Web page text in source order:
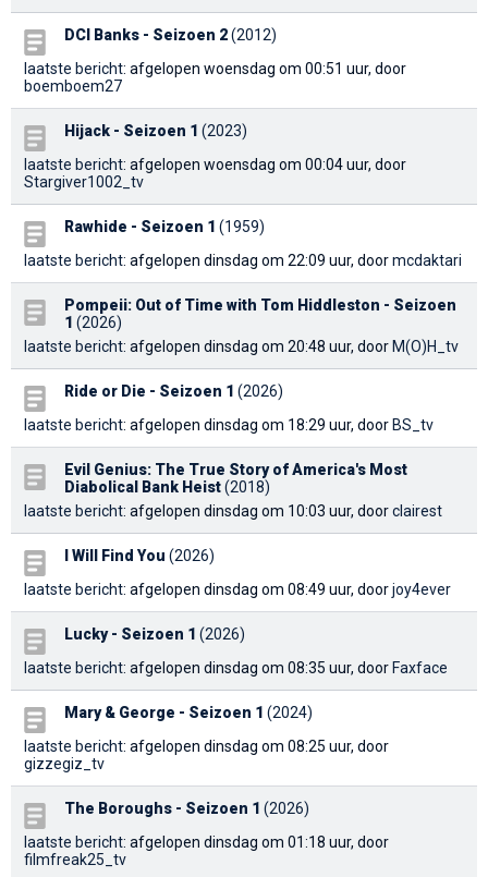
DCI Banks - Seizoen 2(2012)
laatste bericht: afgelopen woensdag om 00:51 uur, door
boemboem27
Hijack - Seizoen 1 (2023)
laatste bericht: afgelopen woensdag om 00:04 uur, door
Stargiver1002_tv
Rawhide - Seizoen 1 (1959)
laatste bericht: afgelopen dinsdag om 22:09 uur, doormcdaktari
Pompeii: Out of Time with Tom Hiddleston - Seizoen
1 (2026)
laatste bericht: afgelopen dinsdag om 20:48 uur, door M(O)H_tv
Ride or Die - Seizoen 1 (2026)
laatste bericht: afgelopen dinsdag om 18:29 uur, door BS_tv
Evil Genius: The True Story of America's Most
Diabolical Bank Heist(2018)
laatste bericht: afgelopen dinsdag om 10:03 uur, doorclairest
I Will Find You (2026)
laatste bericht: afgelopen dinsdag om 08:49 uur, doorjoy4ever
Lucky - Seizoen 1 (2026)
laatste bericht: afgelopen dinsdag om 08:35 uur, door Faxface
Mary & George - Seizoen 1 (2024)
laatste bericht: afgelopen dinsdag om 08:25 uur, door
gizzegiz_tv
The Boroughs - Seizoen 1 (2026)
laatste bericht: afgelopen dinsdag om 01:18 uur, door
filmfreak25_tv